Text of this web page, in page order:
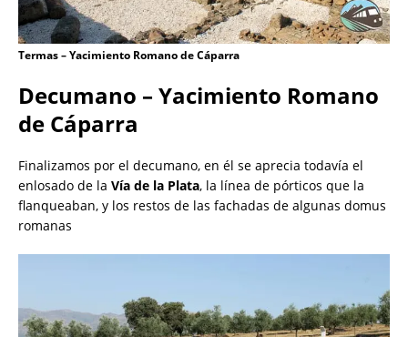
Termas – Yacimiento Romano de Cáparra
Decumano – Yacimiento Romano
de Cáparra
Finalizamos por el decumano, en él se aprecia todavía el
enlosado de la Vía de la Plata, la línea de pórticos que la
flanqueaban, y los restos de las fachadas de algunas domus
romanas